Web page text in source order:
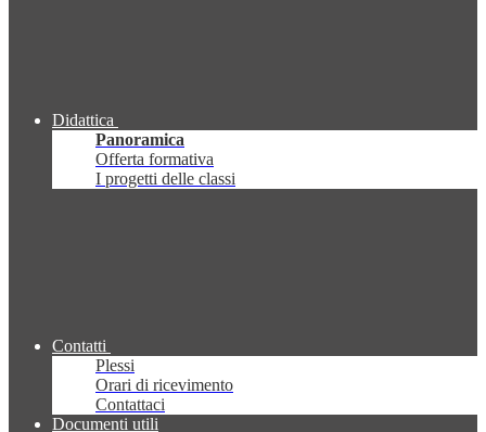
Didattica
Panoramica
Offerta formativa
I progetti delle classi
Contatti
Plessi
Orari di ricevimento
Contattaci
Documenti utili